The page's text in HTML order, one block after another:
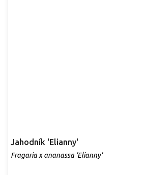
Jahodník 'Elianny'
Fragaria x ananassa 'Elianny'